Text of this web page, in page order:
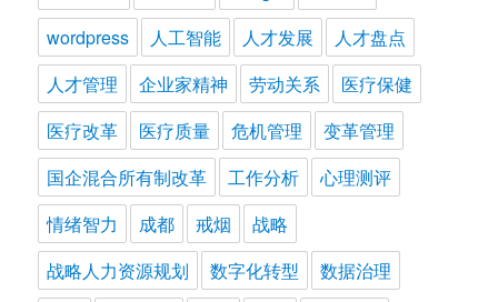
wordpress
人工智能 人才发展
人才盘点
人才管理
企业家精神 劳动关系
医疗保健
医疗改革
医疗质量 危机管理
变革管理
国企混合所有制改革
工作分析
心理测评
情绪智力
成都 戒烟
战略
战略人力资源规划
数字化转型
数据治理